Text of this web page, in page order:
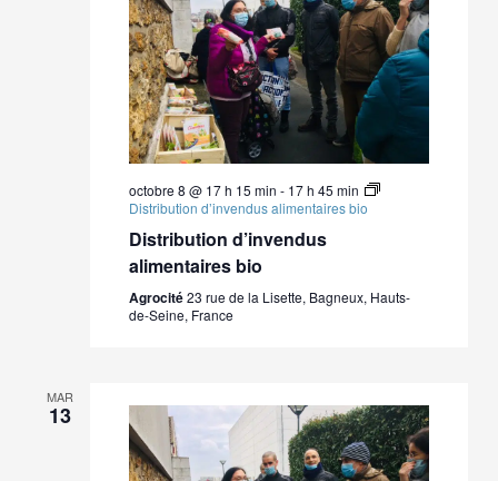
octobre 8 @ 17 h 15 min - 17 h 45 min
Distribution d’invendus alimentaires bio
Distribution d’invendus
alimentaires bio
Agrocité23 rue de la Lisette, Bagneux, Hauts-
de-Seine, France
MAR
13